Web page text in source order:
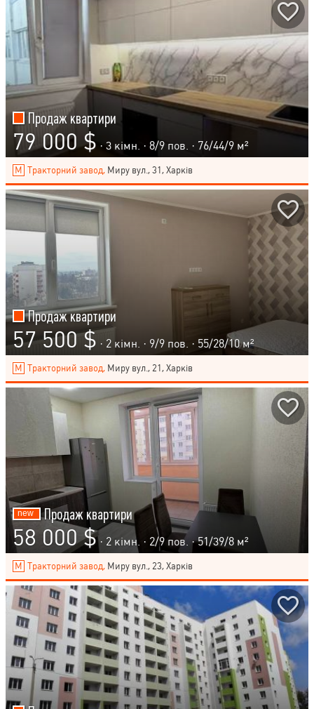
Продаж квартири
79 000 $ · 3 кімн. · 8/9 пов. · 76/44/9 м²
Тракторний завод, Миру вул., 31, Харків
Продаж квартири
57 500 $ · 2 кімн. · 9/9 пов. · 55/28/10 м²
Тракторний завод, Миру вул., 21, Харків
Продаж квартири
58 000 $ · 2 кімн. · 2/9 пов. · 51/39/8 м²
Тракторний завод, Миру вул., 23, Харків